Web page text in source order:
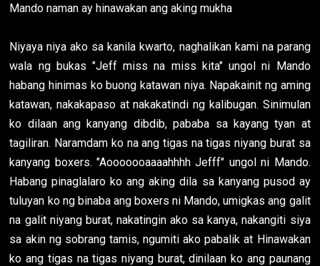
Mando naman ay hinawakan ang aking mukha
Niyaya niya ako sa kanila kwarto, naghalikan kami na parang
wala ng bukas "Jeff miss na miss kita" ungol ni Mando
habang hinimas ko buong katawan niya. Napakainit ng aming
katawan, nakakapaso at nakakatindi ng kalibugan. Sinimulan
ko dilaan ang kanyang dibdib, pababa sa kayang tyan at
tagiliran. Naramdam ko na ang tigas na tigas niyang burat sa
kanyang boxers. "Aooooooaaaahhhh Jefff" ungol ni Mando.
Habang pinaglalaro ko ang aking dila sa kanyang pusod ay
tuluyan ko ng binaba ang boxers ni Mando, umigkas ang galit
na galit niyang burat, nakatingin ako sa kanya, nakangiti siya
sa akin ng sobrang tamis, ngumiti ako pabalik at Hinawakan
ko ang tigas na tigas niyang burat, dinilaan ko ang paunang